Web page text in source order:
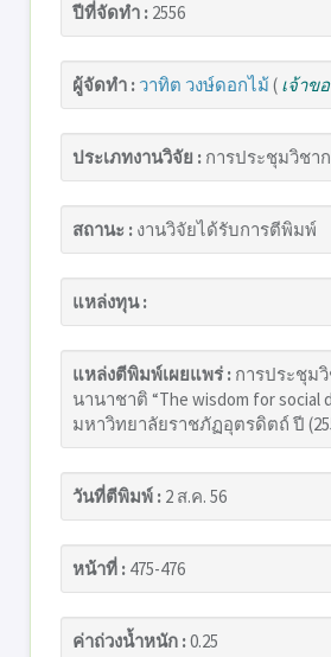
ปีที่จัดทำ : 2556
ผู้จัดทำ : วาทิต วงษ์ดอกไม้( เจ้าข
ประเภทงานวิจัย : การประชุมวิชา
สถานะ : งานวิจัยได้รับการตีพิมพ์
แหล่งทุน :
แหล่งตีพิมพ์เผยแพร่ : การประชุม
นานาชาติ “The wisdom for social
มหาวิทยาลัยราชภัฏอุตรดิตถ์ ปี
วันที่ตีพิมพ์ : 2 ส.ค. 56
หน้าที่ : 475-476
ค่าถ่วงน้ำหนัก :0.25